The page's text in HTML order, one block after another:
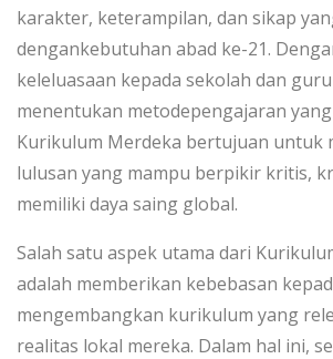
karakter, keterampilan, dan sikap
dengankebutuhan abad ke-21.
keleluasaan kepada sekolah dan
menentukan metodepengajaran
Kurikulum Merdeka bertujuan untuk
lulusan yang mampu berpikir kritis,
memiliki daya saing global.
Salah satu aspek utama dari
adalah memberikan kebebasan
mengembangkan kurikulum yang
realitas lokal mereka. Dalam hal ini,